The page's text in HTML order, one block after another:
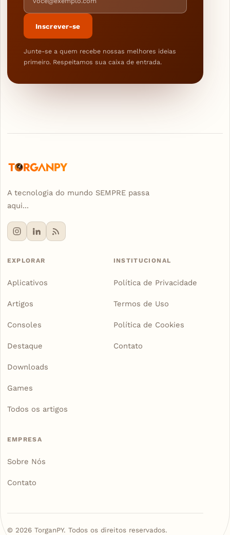
Inscrever-se
Junte-se a quem recebe nossas melhores ideias
primeiro. Respeitamos sua caixa de entrada.
A tecnologia do mundo SEMPRE passa
aqui...
EXPLORAR
Aplicativos
Artigos
Consoles
Destaque
Downloads
Games
Todos os artigos
INSTITUCIONAL
Política de Privacidade
Termos de Uso
Política de Cookies
Contato
EMPRESA
Sobre Nós
Contato
© 2026TorganPY. Todos os direitos reservados.